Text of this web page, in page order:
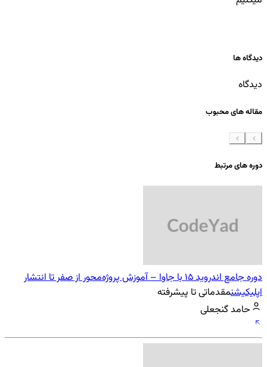
دیدگاه ها
دیدگاه
مقاله های محبوب
دوره های مرتبط
دوره جامع اندروید 15 با جاوا – آموزش پروژه‌محور از صفر تا انتشار
اپلیکیشنمقدماتی تا پیشرفته
حامد گنجعلی